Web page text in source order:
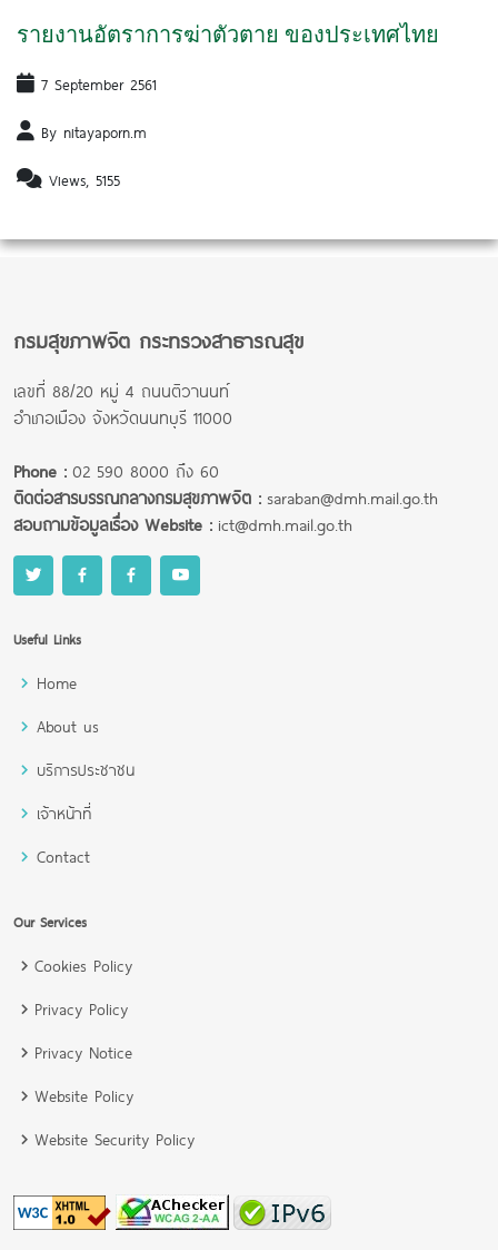
รายงานอัตราการฆ่าตัวตาย ของประเทศไทย
7 September 2561
By nitayaporn.m
Views, 5155
กรมสุขภาพจิต กระทรวงสาธารณสุข
เลขที่ 88/20 หมู่ 4 ถนนติวานนท์
อำเภอเมือง จังหวัดนนทบุรี 11000
Phone :02 590 8000 ถึง 60
ติดต่อสารบรรณกลางกรมสุขภาพจิต :saraban@dmh.mail.go.th
สอบถามข้อมูลเรื่อง Website :ict@dmh.mail.go.th
Useful Links
Home
About us
บริการประชาชน
เจ้าหน้าที่
Contact
Our Services
Cookies Policy
Privacy Policy
Privacy Notice
Website Policy
Website Security Policy